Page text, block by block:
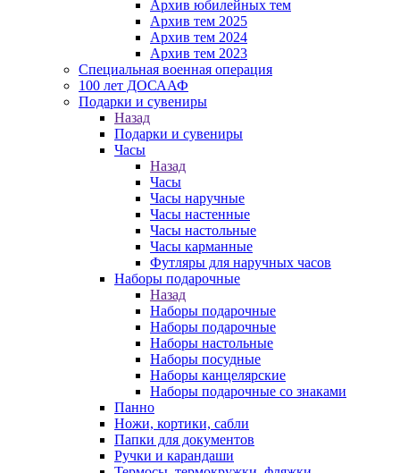
Архив юбилейных тем
Архив тем 2025
Архив тем 2024
Архив тем 2023
Специальная военная операция
100 лет ДОСААФ
Подарки и сувениры
Назад
Подарки и сувениры
Часы
Назад
Часы
Часы наручные
Часы настенные
Часы настольные
Часы карманные
Футляры для наручных часов
Наборы подарочные
Назад
Наборы подарочные
Наборы подарочные
Наборы настольные
Наборы посудные
Наборы канцелярские
Наборы подарочные со знаками
Панно
Ножи, кортики, сабли
Папки для документов
Ручки и карандаши